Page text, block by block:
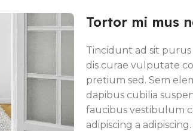
Tortor mi mus
Tincidunt ad sit
dis curae vulputate
pretium sed. Sem
dapibus cubilia
faucibus vestibulum
adipiscing a